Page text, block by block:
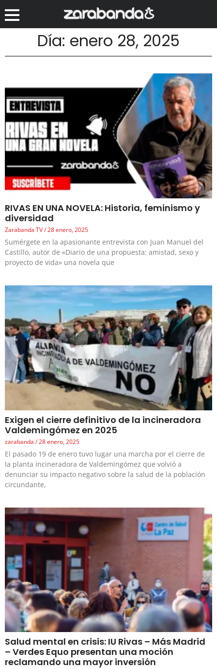
Día: enero 28, 2025
RIVAS EN UNA NOVELA: Historia, feminismo y
diversidad
Zarabanda TV 28 enero, 2025
Sumérgete en la apasionante entrevista con Juan Manuel del
Castillo, autor de «Diario de una propuesta: amistad, sexo y
proyecto de vida» una novela que
Exigen el cierre definitivo de la incineradora
Valdemingómez en 2025
zarabanda 28 enero, 2025
El pasado 19 de enero tuvo lugar una marcha por el cierre de
la planta incineradora de Valdemingómez que volvió a
denunciar su impacto negativo sobre la salud de la población
circundante,
Salud mental en crisis: IU Rivas – Más Madrid
– Verdes Equo presentan una moción
reclamando una mayor inversión